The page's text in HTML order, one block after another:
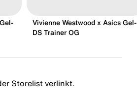
Vivienne Westwood x Asics Gel-
DS Trainer OG
Storelist verlinkt.